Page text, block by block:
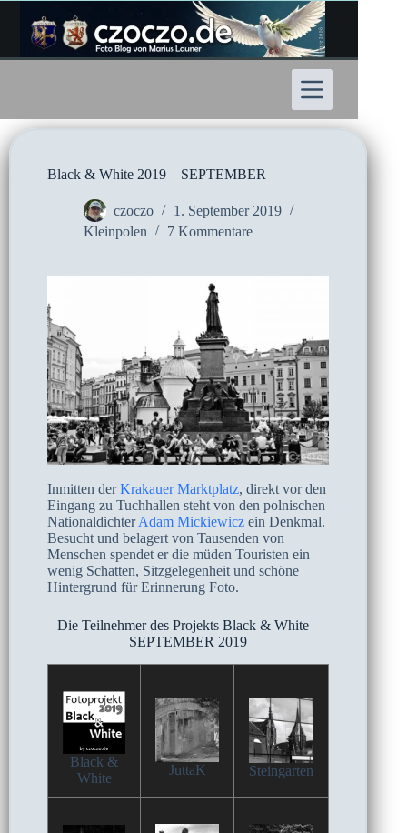
Inhalt
springen
Black & White 2019 – SEPTEMBER
czoczo
1. September 2019
Kleinpolen
7 Kommentare
Inmitten derKrakauer Marktplatz, direkt vor den
Eingang zu Tuchhallen steht von den polnischen
NationaldichterAdam Mickiewicz ein Denkmal.
Besucht und belagert von Tausenden von
Menschen spendet er die müden Touristen ein
wenig Schatten, Sitzgelegenheit und schöne
Hintergrund für Erinnerung Foto.
Die Teilnehmer des Projekts Black & White –
SEPTEMBER 2019
Black &
White
JuttaK Steingarten